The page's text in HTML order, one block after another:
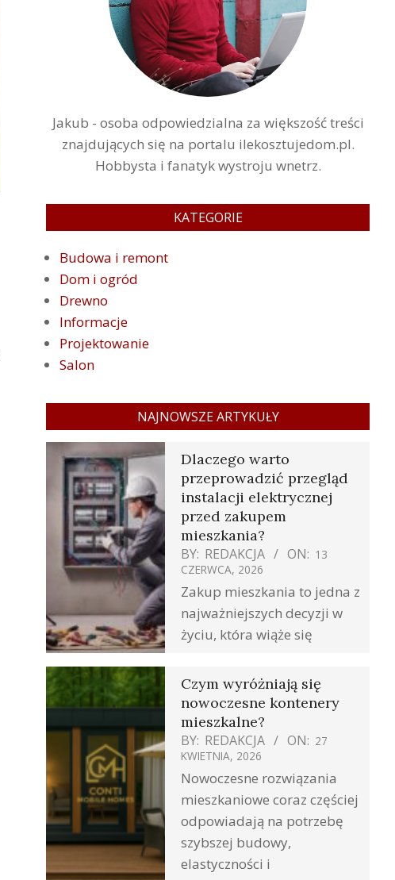
Jakub - osoba odpowiedzialna za większość treści
znajdujących się na portalu ilekosztujedom.pl.
Hobbysta i fanatyk wystroju wnetrz.
KATEGORIE
Budowa i remont
Dom i ogród
Drewno
Informacje
Projektowanie
Salon
NAJNOWSZE ARTYKUŁY
Dlaczego warto
przeprowadzić przegląd
instalacji elektrycznej
przed zakupem
mieszkania?
BY: REDAKCJA ON: 13
CZERWCA, 2026
Zakup mieszkania to jedna z
najważniejszych decyzji w
życiu, która wiąże się
Czym wyróżniają się
nowoczesne kontenery
mieszkalne?
BY: REDAKCJA ON: 27
KWIETNIA, 2026
Nowoczesne rozwiązania
mieszkaniowe coraz częściej
odpowiadają na potrzebę
szybszej budowy,
elastyczności i